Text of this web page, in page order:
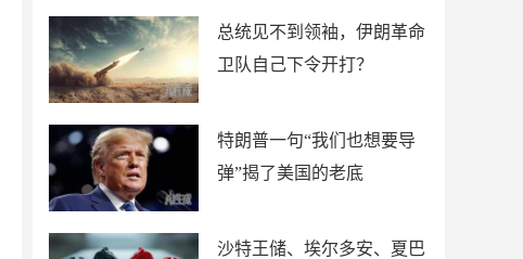
总统见不到领袖，伊朗革命
卫队自己下令开打？
特朗普一句“我们也想要导
弹”揭了美国的老底
沙特王储、埃尔多安、夏巴